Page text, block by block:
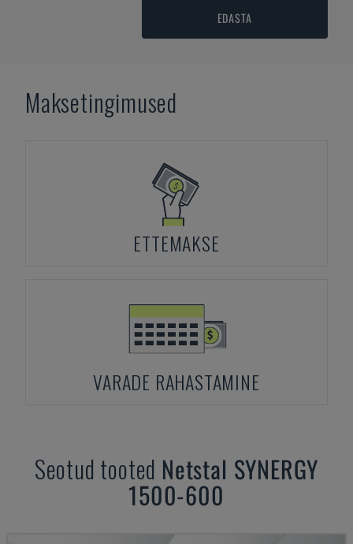
EDASTA
Maksetingimused
ETTEMAKSE
VARADE RAHASTAMINE
Seotud tooted Netstal SYNERGY
1500-600